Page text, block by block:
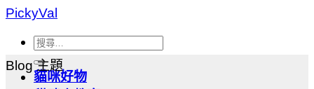
Skip
content
PickyVal
搜
尋
關
貓咪好物
Blog 主題